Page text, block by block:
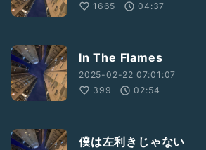
1665
04:37
In The Flames
2025-02-22 07:01:07
399
02:54
僕は左利きじゃない